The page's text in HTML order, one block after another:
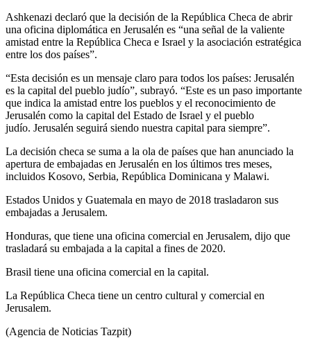
Ashkenazi declaró que la decisión de la República Checa de abrir
una oficina diplomática en Jerusalén es “una señal de la valiente
amistad entre la República Checa e Israel y la asociación estratégica
entre los dos países”.
“Esta decisión es un mensaje claro para todos los países: Jerusalén
es la capital del pueblo judío”, subrayó. “Este es un paso importante
que indica la amistad entre los pueblos y el reconocimiento de
Jerusalén como la capital del Estado de Israel y el pueblo
judío. Jerusalén seguirá siendo nuestra capital para siempre”.
La decisión checa se suma a la ola de países que han anunciado la
apertura de embajadas en Jerusalén en los últimos tres meses,
incluidos Kosovo, Serbia, República Dominicana y Malawi.
Estados Unidos y Guatemala en mayo de 2018 trasladaron sus
embajadas a Jerusalem.
Honduras, que tiene una oficina comercial en Jerusalem, dijo que
trasladará su embajada a la capital a fines de 2020.
Brasil tiene una oficina comercial en la capital.
La República Checa tiene un centro cultural y comercial en
Jerusalem.
(Agencia de Noticias Tazpit)